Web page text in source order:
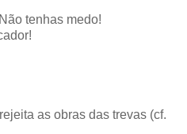
tenhas medo!
as obras das trevas (cf.